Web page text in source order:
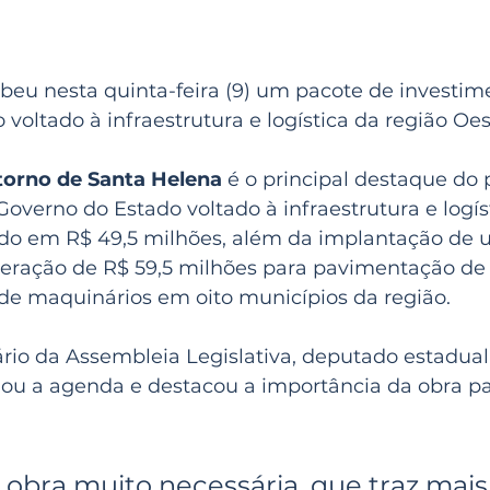
nesta quinta-feira (9) um pacote de
voltado à infraestrutura e logística da região
de Santa Helena é o principal destaque do
do Estado voltado à infraestrutura e
em R$ 49,5 milhões, além da implantação de
de R$ 59,5 milhões para pavimentação
maquinários em oito municípios da região.
da Assembleia Legislativa, deputado
a agenda e destacou a importância da obra